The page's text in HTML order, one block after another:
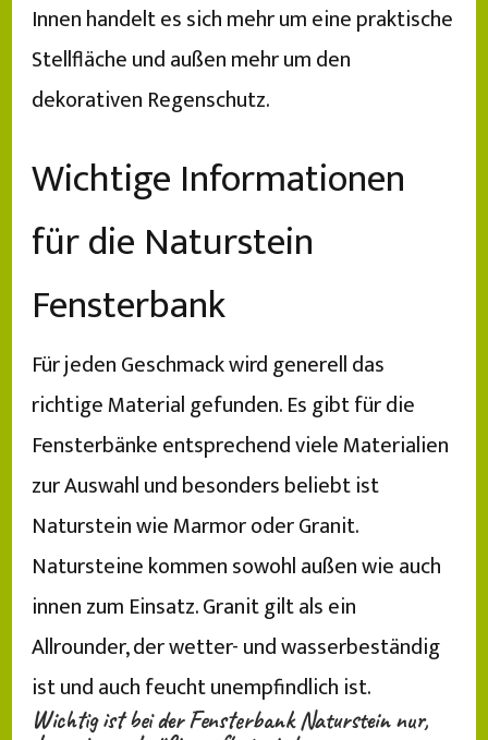
Innen handelt es sich mehr um eine praktische
Stellfläche und außen mehr um den
dekorativen Regenschutz.
Wichtige Informationen
für die Naturstein
Fensterbank
Für jeden Geschmack wird generell das
richtige Material gefunden. Es gibt für die
Fensterbänke entsprechend viele Materialien
zur Auswahl und besonders beliebt ist
Naturstein wie Marmor oder Granit.
Natursteine kommen sowohl außen wie auch
innen zum Einsatz. Granit gilt als ein
Allrounder, der wetter- und wasserbeständig
ist und auch feucht unempfindlich ist.
Wichtig ist bei der Fensterbank Naturstein nur,